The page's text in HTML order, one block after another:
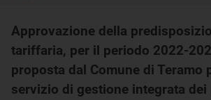
Approvazione della
tariffaria, per il periodo 2022-
proposta dal Comune di Teramo
servizio di gestione integrata